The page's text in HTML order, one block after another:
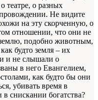
театре, о разных
Не видите
на эту скорченную, о
отношении, что они не
подобно животным,
будто земля – их
и не слышали о
в него Евангелием,
как будто бы они
убивать время в
снискании богатства?